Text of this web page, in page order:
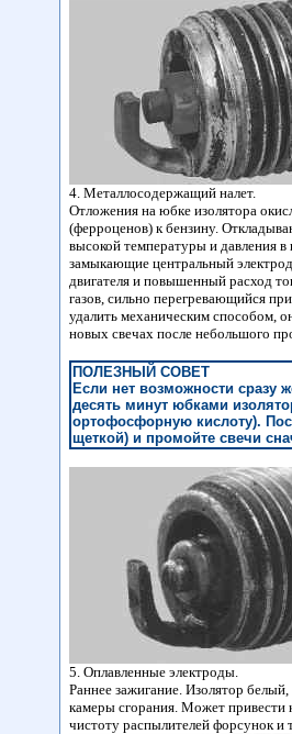
4. Металлосодержащий налет.
Отложения на юбке изолятора
(ферроценов) к бензину.
высокой температуры и давления
замыкающие центральный
двигателя и повышенный расход
газов, сильно перегревающийся
удалить механическим способом,
новых свечах после небольшого
ПОЛЕЗНЫЙ СОВЕТ
Если нет возможности сразу
десять минут юбками
ортофосфорную кислоту).
щеткой) и промойте свечи
5. Оплавленные электроды.
Раннее зажигание. Изолятор
камеры сгорания. Может привести
чистоту распылителей форсунок и